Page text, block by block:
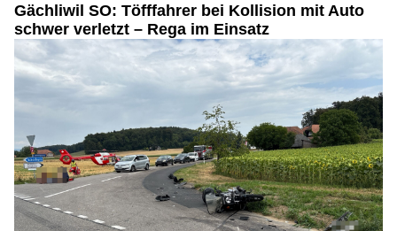
Gächliwil SO: Töfffahrer bei Kollision mit Auto
schwer verletzt – Rega im Einsatz